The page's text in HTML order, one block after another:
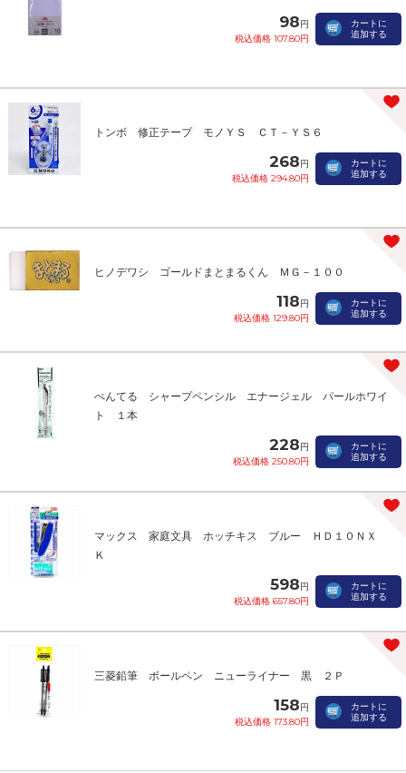
98円
税込価格 107.80円
カートに
追加する
トンボ 修正テープ モノＹＳ ＣＴ－ＹＳ６
268円
税込価格 294.80円
カートに
追加する
ヒノデワシ ゴールドまとまるくん ＭＧ－１００
118円
税込価格 129.80円
カートに
追加する
ぺんてる シャープペンシル エナージェル パールホワイ
ト １本
228円
税込価格 250.80円
カートに
追加する
マックス 家庭文具 ホッチキス ブルー ＨＤ１０ＮＸ
Ｋ
598円
税込価格 657.80円
カートに
追加する
三菱鉛筆 ボールペン ニューライナー 黒 ２Ｐ
158円
税込価格 173.80円
カートに
追加する